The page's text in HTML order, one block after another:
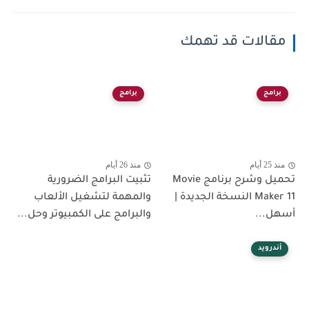
مقالات قد تهمك
برامج
منذ 25 أيام
تحميل وشرح برنامج Movie
Maker 11 النسخة الجديدة |
أسهل...
برامج
منذ 26 أيام
تثبيت البرامج الضرورية
والمهمة لتشغيل الألعاب
والبرامج على الكمبيوتر وحل...
أندرويد